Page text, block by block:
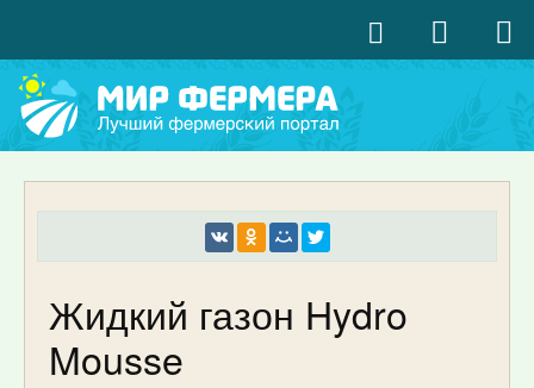
Жидкий газон Hydro
Mousse